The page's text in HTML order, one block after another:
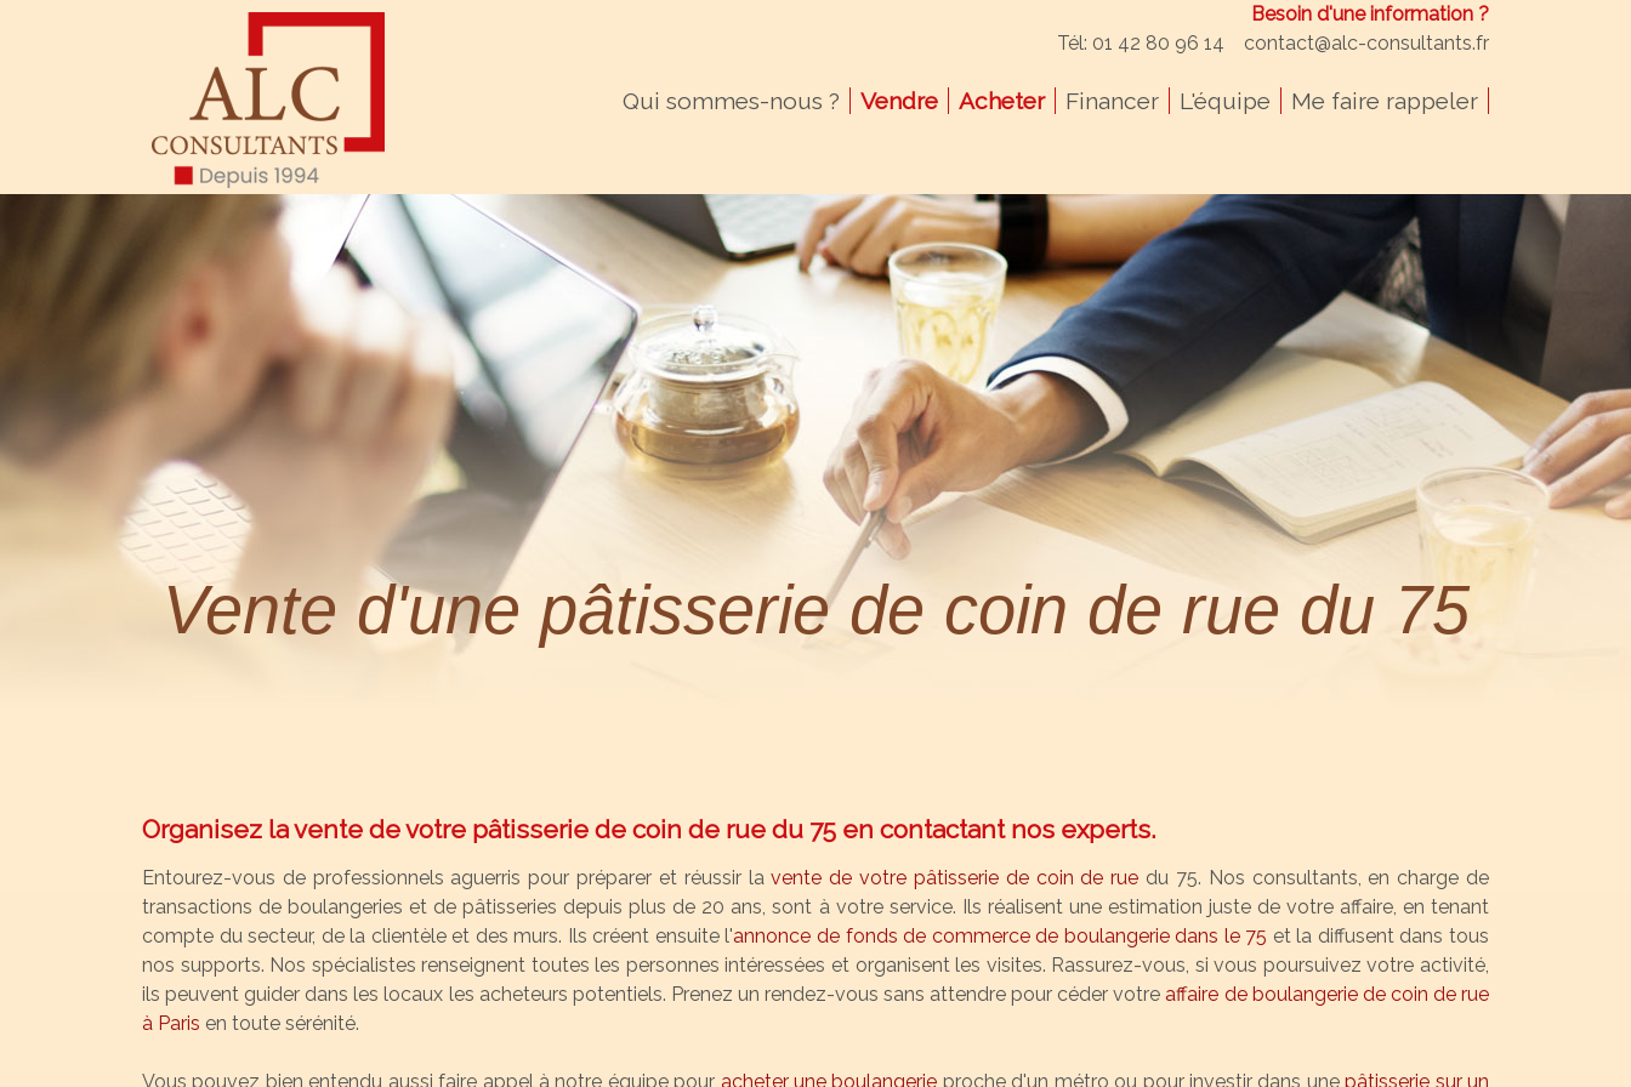
Besoin d'une information ?
Tél: 01 42 80 96 14
contact@alc-consultants.fr
Qui sommes-nous ? Vendre Acheter Financer L'équipe Me faire rappeler
Vente d'une pâtisserie de coin de rue du 75
Organisez la vente de votre pâtisserie de coin de rue du 75 en contactant nos experts.
Entourez-vous de professionnels aguerris pour préparer et réussir lavente de votre pâtisserie de coin de rue du 75. Nos consultants, en charge de
transactions de boulangeries et de pâtisseries depuis plus de 20 ans, sont à votre service. Ils réalisent une estimation juste de votre affaire, en tenant
compte du secteur, de la clientèle et des murs. Ils créent ensuite l'annonce de fonds de commerce de boulangerie dans le 75 et la diffusent dans tous
nos supports. Nos spécialistes renseignent toutes les personnes intéressées et organisent les visites. Rassurez-vous, si vous poursuivez votre activité,
ils peuvent guider dans les locaux les acheteurs potentiels. Prenez un rendez-vous sans attendre pour céder votre affaire de boulangerie de coin de rue
à Paris en toute sérénité.
Vous pouvez bien entendu aussi faire appel à notre équipe pour acheter une boulangerie proche d'un métro ou pour investir dans unepâtisserie sur un